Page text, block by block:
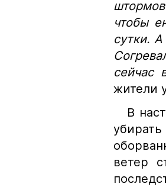
чтобы
сутки.
сейчас
жители
В
ветер